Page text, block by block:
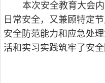
本次安全教育大会
日常安全，又兼顾特定
安全防范能力和应急处
活和实习实践筑牢了安全